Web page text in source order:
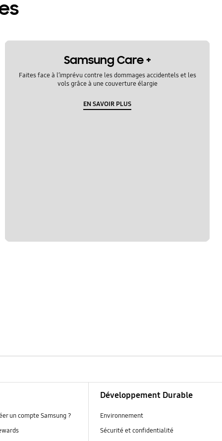
Samsung Care +
Faites face à l’imprévu contre les dommages accidentels et les
vols grâce à une couverture élargie
EN SAVOIR PLUS
un compte Samsung ?
Développement Durable
Environnement
Sécurité et confidentialité